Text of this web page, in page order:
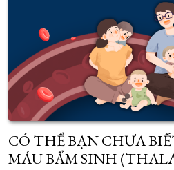
CÓ THỂ BẠN CHƯA
MÁU BẨM SINH